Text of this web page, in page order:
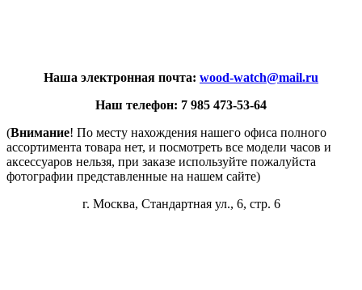
Наша электронная почта: wood-watch@mail.ru
Наш телефон: 7 985 473-53-64
(Внимание! По месту нахождения нашего офиса полного
ассортимента товара нет, и посмотреть все модели часов и
аксессуаров нельзя, при заказе используйте пожалуйста
фотографии представленные на нашем сайте)
г. Москва, Стандартная ул., 6, стр. 6